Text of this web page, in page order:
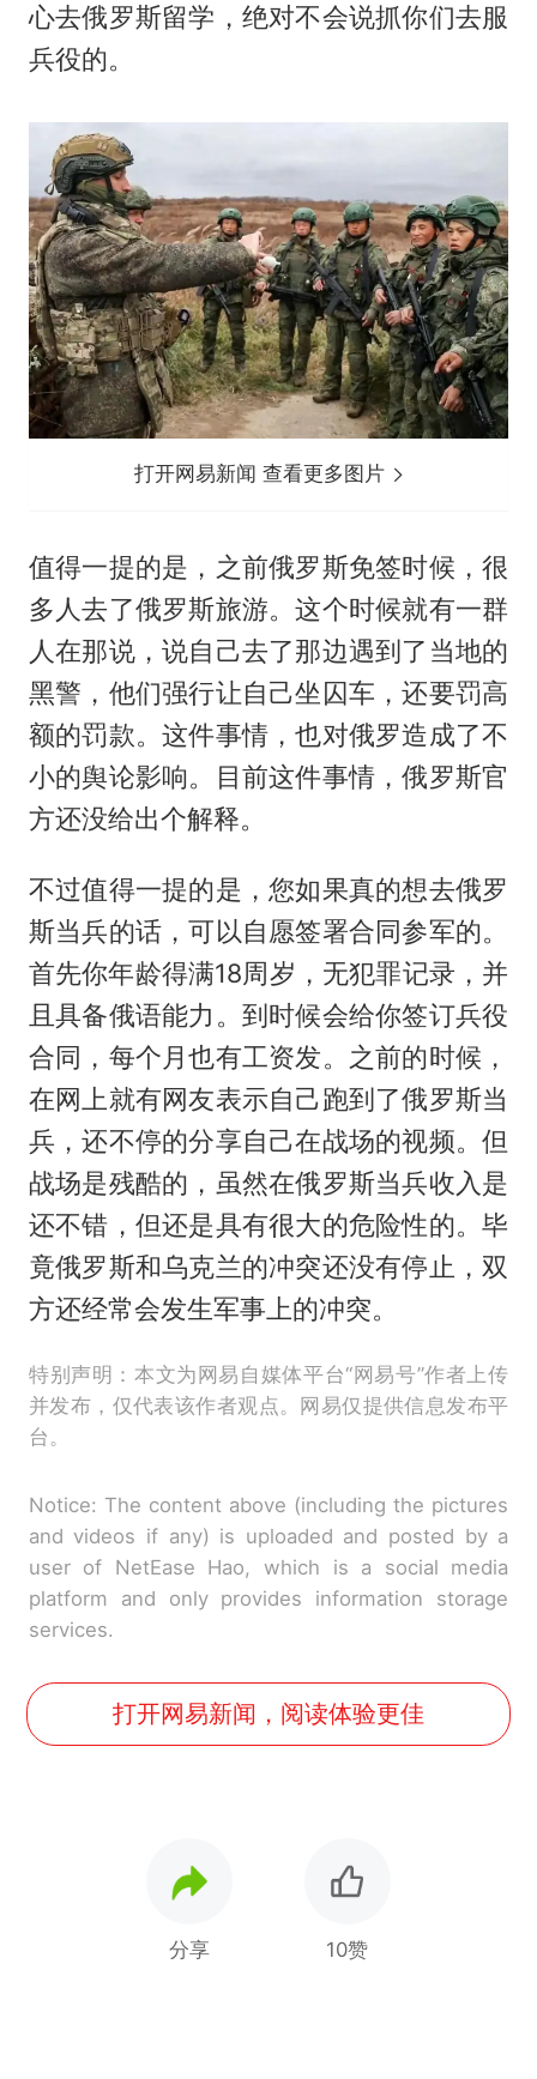
心去俄罗斯留学，绝对不会说抓你们去服
兵役的。
打开网易新闻 查看更多图片
值得一提的是，之前俄罗斯免签时候，很
多人去了俄罗斯旅游。这个时候就有一群
人在那说，说自己去了那边遇到了当地的
黑警，他们强行让自己坐囚车，还要罚高
额的罚款。这件事情，也对俄罗造成了不
小的舆论影响。目前这件事情，俄罗斯官
方还没给出个解释。
不过值得一提的是，您如果真的想去俄罗
斯当兵的话，可以自愿签署合同参军的。
首先你年龄得满18周岁，无犯罪记录，并
且具备俄语能力。到时候会给你签订兵役
合同，每个月也有工资发。之前的时候，
在网上就有网友表示自己跑到了俄罗斯当
兵，还不停的分享自己在战场的视频。但
战场是残酷的，虽然在俄罗斯当兵收入是
还不错，但还是具有很大的危险性的。毕
竟俄罗斯和乌克兰的冲突还没有停止，双
方还经常会发生军事上的冲突。
特别声明：本文为网易自媒体平台“网易号”作者上传
并发布，仅代表该作者观点。网易仅提供信息发布平
台。
Notice: The content above (including the pictures
and videos if any) is uploaded and posted by a
user of NetEase Hao, which is a social media
platform and only provides information storage
services.
打开网易新闻，阅读体验更佳
分享 10赞